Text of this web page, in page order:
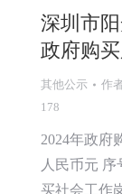
深圳市
政府购
其他公示 作
178
2024年政府
人民币元
买社会工作